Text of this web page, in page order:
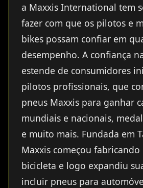
a Maxxis International tem
fazer com que os pilotos e
bikes possam confiar em
desempenho. A confiança
estende de consumidores
pilotos profissionais, que
pneus Maxxis para ganhar
mundiais e nacionais,
e muito mais. Fundada em
Maxxis começou fabricando
bicicleta e logo expandiu
incluir pneus para